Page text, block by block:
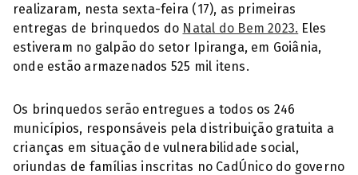
realizaram, nesta sexta-feira (17), as primeiras
entregas de brinquedos do Natal do Bem 2023. Eles
estiveram no galpão do setor Ipiranga, em Goiânia,
onde estão armazenados 525 mil itens.
Os brinquedos serão entregues a todos os 246
municípios, responsáveis pela distribuição gratuita a
crianças em situação de vulnerabilidade social,
oriundas de famílias inscritas no CadÚnico do governo